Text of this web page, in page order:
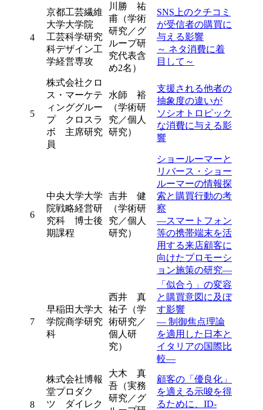
4
京都工芸繊維
大学大学院
工芸科学研究
科デザイン工
学経営専攻
川勝 祐
甫（学術
研究／グ
ループ研
究代表含
め2名）
SNS上のクチコミ
が受信者の購買に
与える影響
～ ネタ消費に着
目して～
5
株式会社クロ
ス・マーケテ
ィンググルー
プ クロスラ
ボ 主席研究
員
水師 裕
（学術研
究／個人
研究）
支援される他者の
抽象度の違いが
ソシオトロピック
な消費に与える影
響
6
中央大学大学
院戦略経営研
究科 博士後
期課程
吉井 健
（学術研
究／個人
研究）
ショールーマーと
リバース・ショー
ルーマーの情報探
索と購買行動の考
察
―スマートフォン
等の携帯端末を活
用する来店顧客に
向けたプロモーシ
ョン施策の研究―
7
早稲田大学大
学院商学研究
科
西井 真
祐子（学
術研究／
個人研
究）
「似合う」の変容
と購買意図に及ぼ
す影響
― 制御焦点理論
を適用した日本と
イタリアの国際比
較―
8
株式会社博報
堂プロダク
ツ ダイレク
大木 真
吾（実務
研究／グ
顧客の「優良化」
を適える示唆を得
るために、ID-